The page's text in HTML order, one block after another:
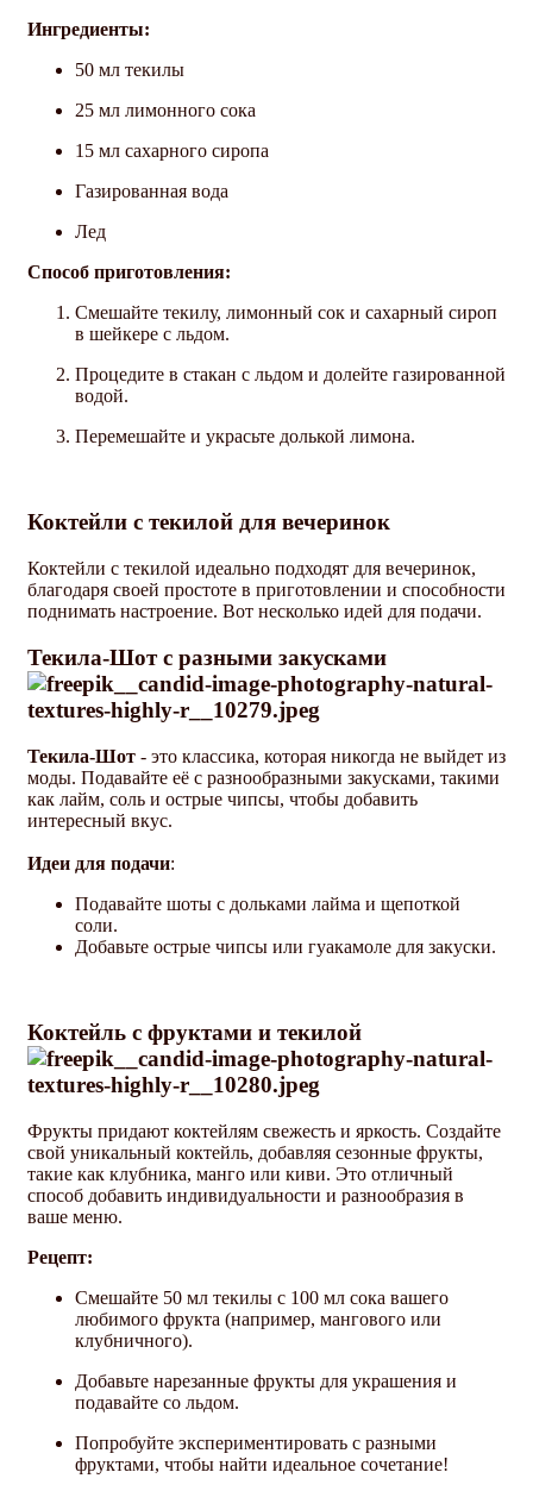
Ингредиенты:
50 мл текилы
25 мл лимонного сока
15 мл сахарного сиропа
Газированная вода
Лед
Способ приготовления:
Смешайте текилу, лимонный сок и сахарный сироп
в шейкере с льдом.
Процедите в стакан с льдом и долейте газированной
водой.
Перемешайте и украсьте долькой лимона.
Коктейли с текилой для вечеринок
Коктейли с текилой идеально подходят для вечеринок,
благодаря своей простоте в приготовлении и способности
поднимать настроение. Вот несколько идей для подачи.
Текила-Шот с разными закусками
Текила-Шот - это классика, которая никогда не выйдет из
моды. Подавайте её с разнообразными закусками, такими
как лайм, соль и острые чипсы, чтобы добавить
интересный вкус.
Идеи для подачи:
Подавайте шоты с дольками лайма и щепоткой
соли.
Добавьте острые чипсы или гуакамоле для закуски.
Коктейль с фруктами и текилой
Фрукты придают коктейлям свежесть и яркость. Создайте
свой уникальный коктейль, добавляя сезонные фрукты,
такие как клубника, манго или киви. Это отличный
способ добавить индивидуальности и разнообразия в
ваше меню.
Рецепт:
Смешайте 50 мл текилы с 100 мл сока вашего
любимого фрукта (например, мангового или
клубничного).
Добавьте нарезанные фрукты для украшения и
подавайте со льдом.
Попробуйте экспериментировать с разными
фруктами, чтобы найти идеальное сочетание!